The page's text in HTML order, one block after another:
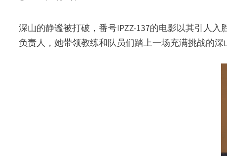
深山的静谧被打破，番号IPZZ-137的电影以其引人
负责人，她带领教练和队员们踏上一场充满挑战的深